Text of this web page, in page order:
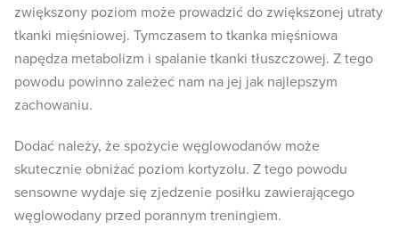
zwiększony poziom może prowadzić do zwiększonej utraty
tkanki mięśniowej. Tymczasem to tkanka mięśniowa
napędza metabolizm i spalanie tkanki tłuszczowej. Z tego
powodu powinno zależeć nam na jej jak najlepszym
zachowaniu.
Dodać należy, że spożycie węglowodanów może
skutecznie obniżać poziom kortyzolu. Z tego powodu
sensowne wydaje się zjedzenie posiłku zawierającego
węglowodany przed porannym treningiem.